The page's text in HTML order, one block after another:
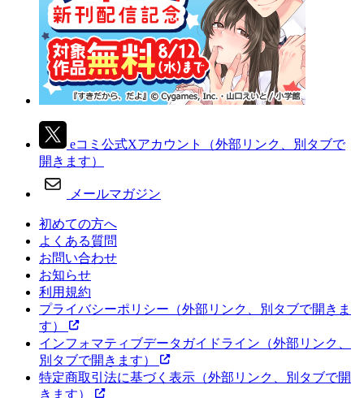
eコミ公式Xアカウント
（外部リンク、別タブで
開きます）
メールマガジン
初めての方へ
よくある質問
お問い合わせ
お知らせ
利用規約
プライバシーポリシー （外部リンク、別タブで開きま
す）
インフォマティブデータガイドライン （外部リンク、
別タブで開きます）
特定商取引法に基づく表示 （外部リンク、別タブで開
きます）